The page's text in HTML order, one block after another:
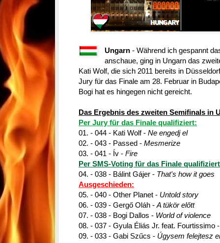
Ungarn - Während ich gespannt
anschaue, ging in Ungarn das
Kati Wolf, die sich 2011 bereits in
Jury für das Finale am 28. Februar in
Bogi hat es hingegen nicht gereicht.
Das Ergebnis des zweiten Semifinals in
Per Jury für das Finale qualifiziert:
01. - 044 - Kati Wolf - Ne engedj el
02. - 043 - Passed - Mesmerize
03. - 041 - Ív - Fire
Per SMS-Voting für das Finale
04. - 038 - Bálint Gájer - That's how it goes
Ausgeschieden:
05. - 040 - Other Planet - Untold story
06. - 039 - Gergő Oláh - A tükör előtt
07. - 038 - Bogi Dallos - World of violence
08. - 037 - Gyula Éliás Jr. feat. Fourtissimo
09. - 033 - Gabi Szűcs - Úgysem felejtesz el